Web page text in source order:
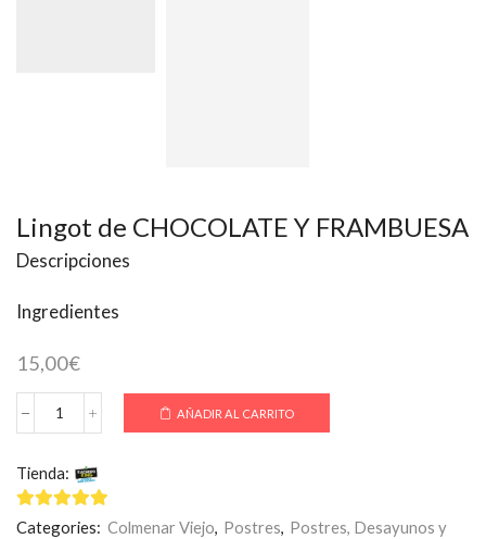
Lingot de CHOCOLATE Y FRAMBUESA
Descripciones
Ingredientes
15,00€
Lingot
Y
FRAMBUESA
cantidad
AÑADIR AL CARRITO
Tienda:
5de 5
Categories: Colmenar Viejo, Postres, Postres, Desayunos y